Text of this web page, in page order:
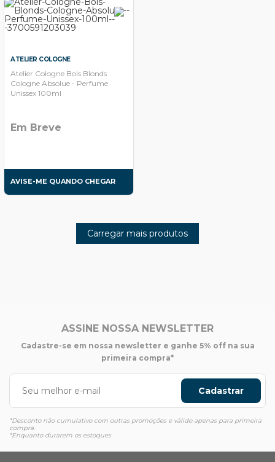
ATELIER COLOGNE
Atelier Cologne Bois Blonds
Cologne Absolue - Perfume
Unissex 100ml
Em Breve
AVISE-ME QUANDO CHEGAR
Carregar mais produtos
ASSINE NOSSA NEWSLETTER
Cadastre-se em nossa newsletter e ganhe 5% off na sua
primeira compra*
Cadastrar
*Desconto não cumulativo com outras promoções e válido apenas para primeira
compra.
*Enquanto durarem os estoques